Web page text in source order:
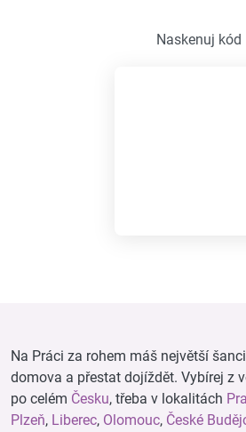
Naskenuj kód
Na Práci za rohem máš největší
domova a přestat dojíždět. Vybírej z
po celém Česku, třeba v lokalitách
Plzeň, Liberec, Olomouc, České